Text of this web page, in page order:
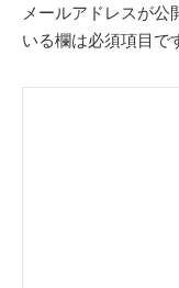
メールアドレスが公
いる欄は必須項目で